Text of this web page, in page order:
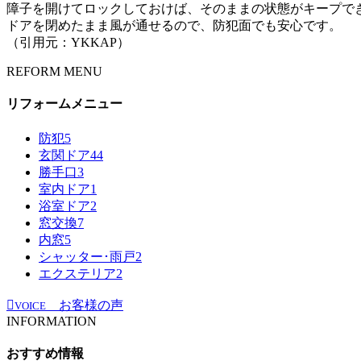
障子を開けてロックしておけば、そのままの状態がキープで
ドアを閉めたまま風が通せるので、防犯面でも安心です。
（引用元：YKKAP）
REFORM MENU
リフォームメニュー
防犯5
玄関ドア44
勝手口3
室内ドア1
浴室ドア2
窓交換7
内窓5
シャッター･雨戸2
エクステリア2
VOICE
お客様の声
INFORMATION
おすすめ情報